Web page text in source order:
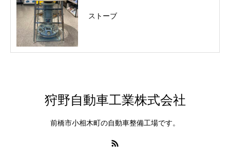
ストーブ
狩野自動車工業株式会社
前橋市小相木町の自動車整備工場です。